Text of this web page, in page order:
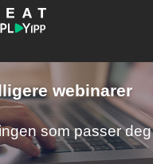
webinarer
som passer deg